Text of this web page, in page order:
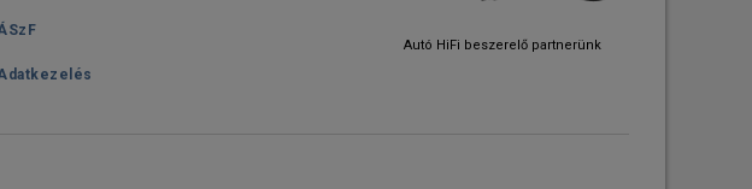
Autó HiFi beszerelő partnerünk